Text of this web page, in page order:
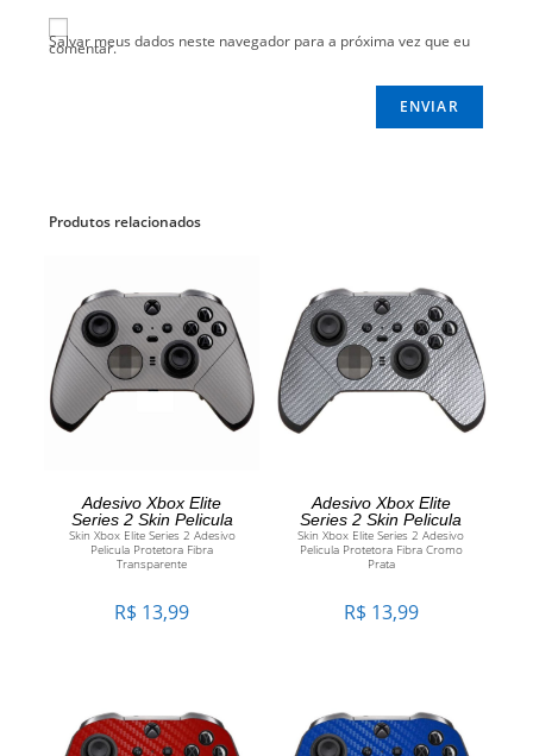
Salvar meus dados neste navegador para a próxima vez que eu
comentar.
Produtos relacionados
ADICIONAR AO CARRINHO
Adesivo Xbox Elite
Series 2 Skin Pelicula
Skin Xbox Elite Series 2 Adesivo
Pelicula Protetora Fibra
Transparente
R$ 13,99
ADICIONAR AO CARRINHO
Adesivo Xbox Elite
Series 2 Skin Pelicula
Skin Xbox Elite Series 2 Adesivo
Pelicula Protetora Fibra Cromo
Prata
R$ 13,99